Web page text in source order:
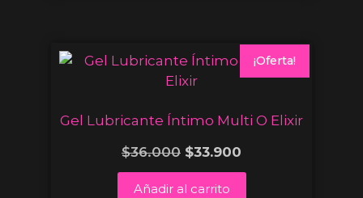
¡Oferta!
Gel Lubricante Íntimo Multi O Elixir
$36.000 $33.900
Añadir al carrito